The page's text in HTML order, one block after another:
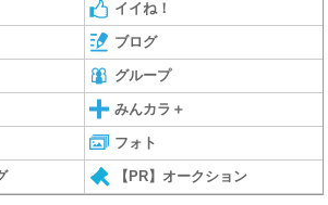
イイね！
ブログ
グループ
みんカラ＋
フォト
【PR】オークション